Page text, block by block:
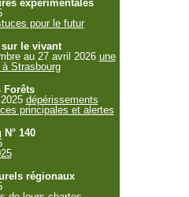
expérimentales
pour le futur
le vivant
au 27 avril 2026 une
Strasbourg
Forêts
dépérissements
principales et alertes
N° 140
régionaux